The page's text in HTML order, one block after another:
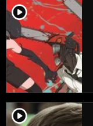
player2
player2